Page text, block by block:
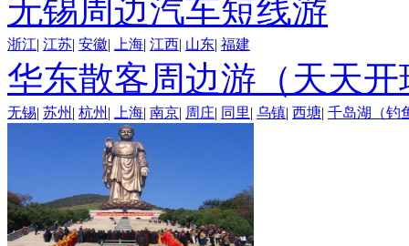
无锡周边汽车短线游
浙江| 江苏| 安徽| 上海| 江西| 山东| 福建
华东散客周边游（天天开
无锡| 苏州 | 杭州 | 上海| 南京| 周庄| 同里| 乌镇| 西塘| 千岛湖（钓